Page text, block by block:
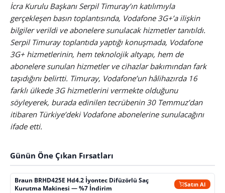
İcra Kurulu Başkanı Serpil Timuray’ın katılımıyla
gerçekleşen basın toplantısında, Vodafone 3G+’a ilişkin
bilgiler verildi ve abonelere sunulacak hizmetler tanıtıldı.
Serpil Timuray toplantıda yaptığı konuşmada, Vodafone
3G+ hizmetlerinin, hem teknolojik altyapı, hem de
abonelere sunulan hizmetler ve cihazlar bakımından fark
taşıdığını belirtti. Timuray, Vodafone’un hâlihazırda 16
farklı ülkede 3G hizmetlerini vermekte olduğunu
söyleyerek, burada edinilen tecrübenin 30 Temmuz’dan
itibaren Türkiye’deki Vodafone abonelerine sunulacağını
ifade etti.
Günün Öne Çıkan Fırsatları
Braun BRHD425E Hd4.2 İyontec Difüzörlü Saç
Kurutma Makinesi — %7 İndirim
Satın Al